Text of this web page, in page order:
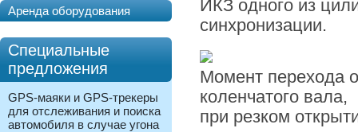
Аренда оборудования
Специальные
предложения
GPS-маяки и GPS-трекеры
для отслеживания и поиска
автомобиля в случае угона
ИКЗ одного из
синхронизации.
Момент перехода
коленчатого вала,
при резком